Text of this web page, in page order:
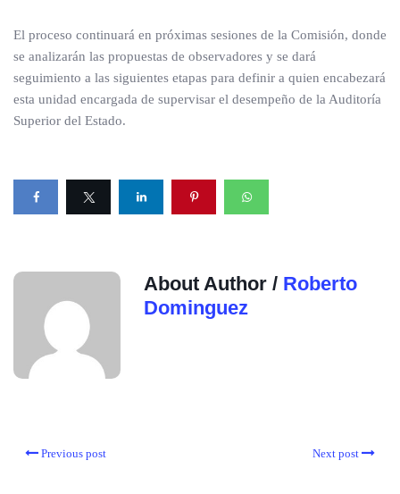
El proceso continuará en próximas sesiones de la Comisión, donde
se analizarán las propuestas de observadores y se dará
seguimiento a las siguientes etapas para definir a quien encabezará
esta unidad encargada de supervisar el desempeño de la Auditoría
Superior del Estado.
About Author / Roberto
Dominguez
Previous post Next post